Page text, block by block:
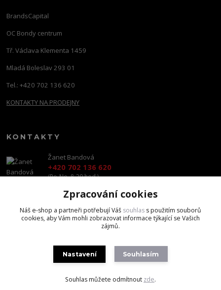
BrandsCapital
OC Bondy centrum
Tř. Václava Klementa 1459
Mladá Boleslav 293 01
Tel.: +420 702 136 620
KONTAKTY NA PRODEJNY
KONTAKTY
Žanet Bandová
+420 702 136 620
(Po-Ne, 8-20 hod.)
shop@brandscapital.cz
Zpracování cookies
Náš e-shop a partneři potřebují Váš souhlas s použitím souborů
cookies, aby Vám mohli zobrazovat informace týkající se Vašich
zájmů.
Nastavení Souhlasím
Souhlas můžete odmítnout zde.